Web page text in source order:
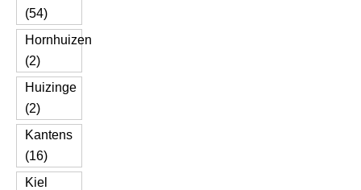
(54)
Hornhuizen
(2)
Huizinge
(2)
Kantens
(16)
Kiel